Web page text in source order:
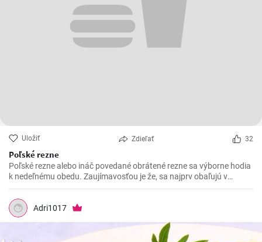
Uložiť Zdieľať 32
Poľské rezne
Poľské rezne alebo ináč povedané obrátené rezne sa výborne hodia
k nedeľnému obedu. Zaujímavosťou je že, sa najprv obaľujú v
strúhanke a až následne vo vajíčku.
Adri1017